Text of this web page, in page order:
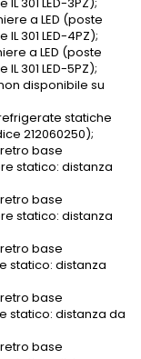
301 LED-3PZ);
a LED (poste
301 LED-4PZ);
a LED (poste
301 LED-5PZ);
disponibile su
statiche
212060250);
base
statico: distanza
base
statico: distanza
base
statico: distanza
base
statico: distanza da
base